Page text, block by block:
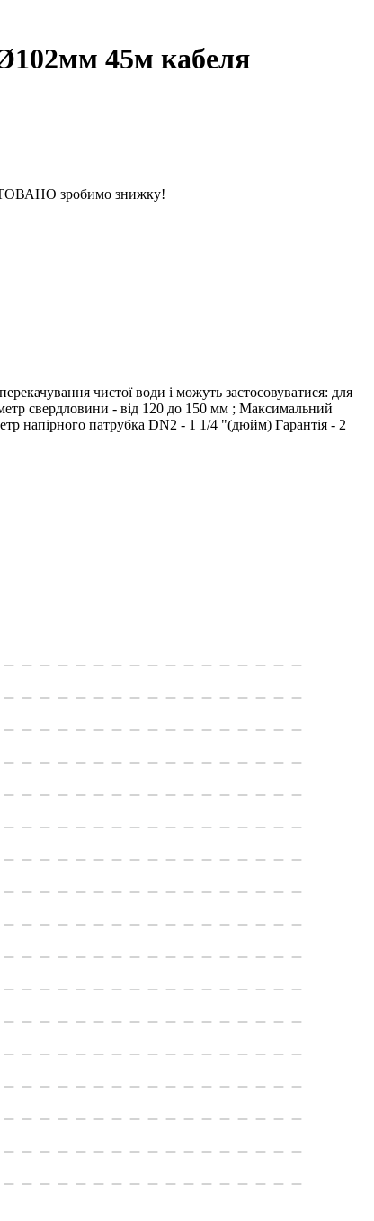
45м кабеля
зробимо знижку!
чистої води і можуть застосовуватися: для
свердловини - від 120 до 150 мм ; Максимальний
напірного патрубка DN2 - 1 1/4 "(дюйм) Гарантiя - 2